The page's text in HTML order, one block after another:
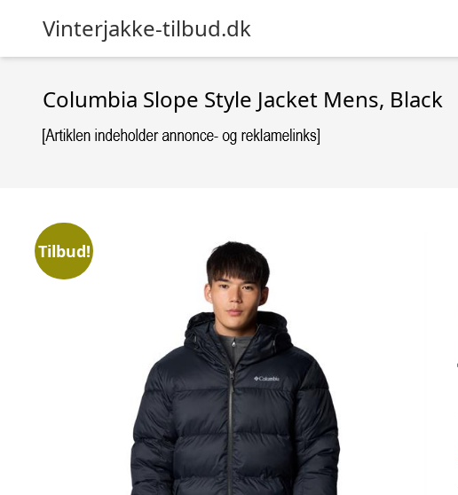
Vinterjakke-tilbud.dk
Columbia Slope Style Jacket Mens, Black
Tilbud!